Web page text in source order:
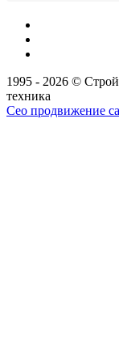
1995 - 2026 ©
техника
Сео продвижение